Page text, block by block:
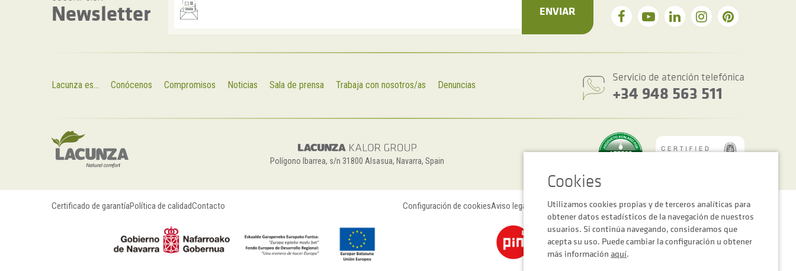
Newsletter ENVIAR
Lacunza es... Conócenos Compromisos Noticias Sala de prensa Trabaja con nosotros/as Denuncias
Servicio de atención telefónica
+34 948 563 511
Polígono Ibarrea, s/n 31800 Alsasua, Navarra, Spain
Certificado de garantíaPolítica de calidadContacto Configuración de cookiesAviso legal Política de privacidad y cookiesCondiciones generales de venta
Utilizamos cookies propias y de terceros analíticas para
obtener datos estadísticos de la navegación de nuestros
usuarios. Si continúa navegando, consideramos que
acepta su uso. Puede cambiar la configuración u obtener
más información aquí.